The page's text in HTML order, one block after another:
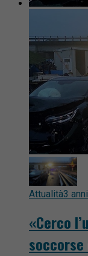
Attualità3
«Cerco